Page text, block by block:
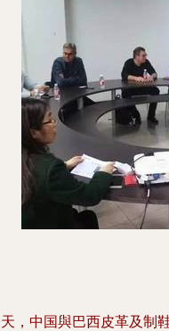
，中国與巴西皮革及制